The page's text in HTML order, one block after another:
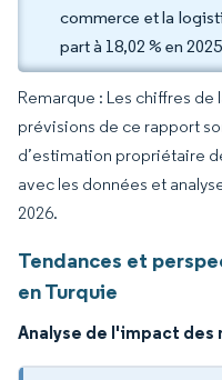
commerce et la
part à 18,02 % en
Remarque : Les chiffres de
prévisions de ce rapport
d’estimation propriétaire
avec les données et
2026.
Tendances et
en Turquie
Analyse de l'impact des